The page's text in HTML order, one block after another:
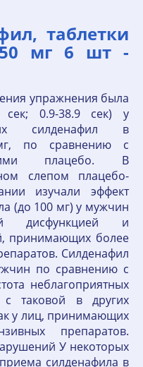
таблетки
50 мг 6 шт -
упражнения была
сек; 0.9-38.9 сек) у
силденафил в
по сравнению с
плацебо. В
слепом плацебо-
изучали эффект
(до 100 мг) у мужчин
дисфункцией и
принимающих более
Силденафил
по сравнению с
неблагоприятных
таковой в других
у лиц, принимающих
препаратов.
У некоторых
силденафила в